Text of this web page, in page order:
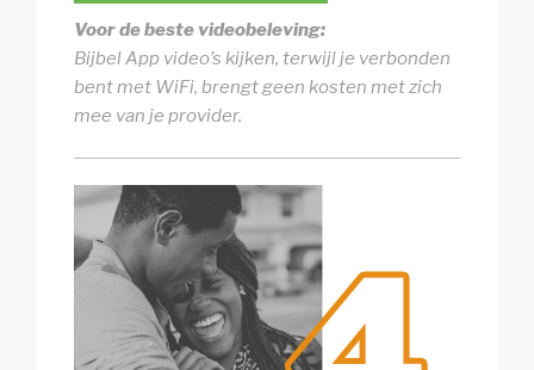
Voor de beste videobeleving:
Bijbel App video’s kijken, terwijl je verbonden
bent met WiFi, brengt geen kosten met zich
mee van je provider.